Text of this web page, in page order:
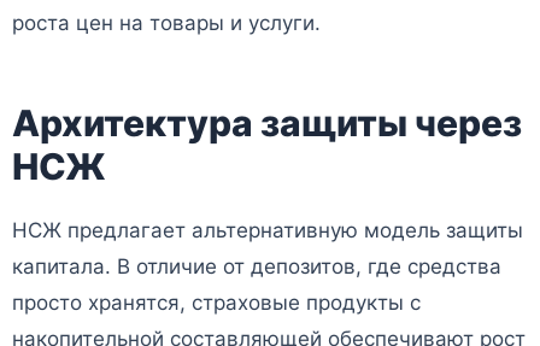
роста цен на товары и услуги.
Архитектура защиты через
НСЖ
НСЖ предлагает альтернативную модель защиты
капитала. В отличие от депозитов, где средства
просто хранятся, страховые продукты с
накопительной составляющей обеспечивают рост